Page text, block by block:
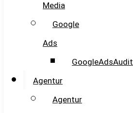
Media
Google
Ads
GoogleAdsAudit
Agentur
Agentur